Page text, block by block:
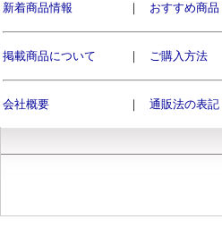
新着商品情報 ｜ おすすめ商品
掲載商品について ｜ ご購入方法
会社概要 ｜ 通販法の表記